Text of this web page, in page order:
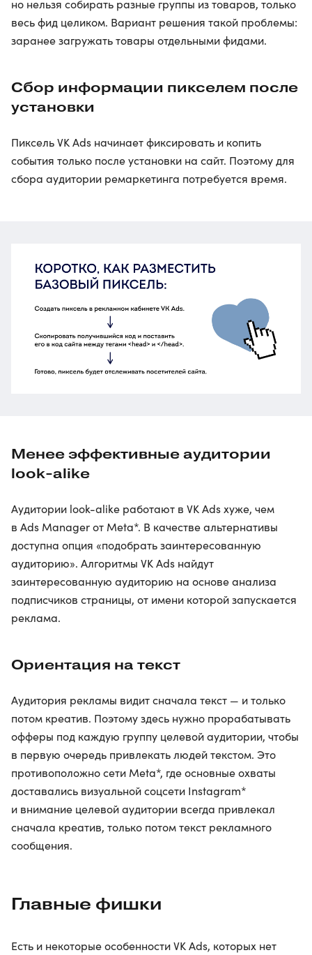
но нельзя собирать разные группы из товаров, только
весь фид целиком. Вариант решения такой проблемы:
заранее загружать товары отдельными фидами.
Сбор информации пикселем после
установки
Пиксель VK Ads начинает фиксировать и копить
события только после установки на сайт. Поэтому для
сбора аудитории ремаркетинга потребуется время.
Менее эффективные аудитории
look-alike
Аудитории look-alike работают в VK Ads хуже, чем
в Ads Manager от Meta*. В качестве альтернативы
доступна опция «подобрать заинтересованную
аудиторию». Алгоритмы VK Ads найдут
заинтересованную аудиторию на основе анализа
подписчиков страницы, от имени которой запускается
реклама.
Ориентация на текст
Аудитория рекламы видит сначала текст — и только
потом креатив. Поэтому здесь нужно прорабатывать
офферы под каждую группу целевой аудитории, чтобы
в первую очередь привлекать людей текстом. Это
противоположно сети Meta*, где основные охваты
доставались визуальной соцсети Instagram*
и внимание целевой аудитории всегда привлекал
сначала креатив, только потом текст рекламного
сообщения.
Главные фишки
Есть и некоторые особенности VK Ads, которых нет